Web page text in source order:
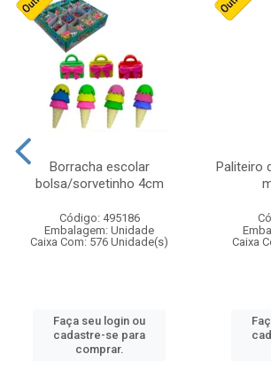
Borracha escolar
bolsa/sorvetinho 4cm
Código: 495186
Embalagem: Unidade
Caixa Com: 576 Unidade(s)
Faça seu login ou
cadastre-se para
comprar.
Paliteiro
Caixa